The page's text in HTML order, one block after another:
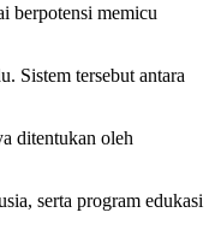
berpotensi memicu
Sistem tersebut antara
ditentukan oleh
serta program edukasi